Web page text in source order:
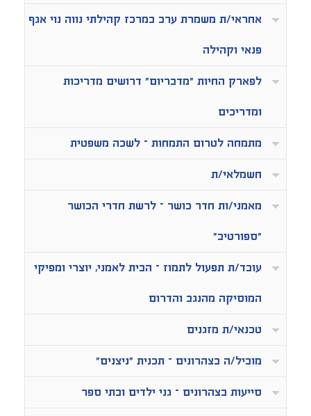
אחראי/ת משמרת ערב במרכז קהילתי נווה נוי אגף
פנאי וקהילה
לפארק החיות "מדבריום" דרושים מדריכות
ומדריכים
מתמחה לטרום התמחות – לשכה משפטית
חשמלאי/ת
מאמני/ות חדר כושר – לרשת חדרי הכושר
"ספורטיב"
עובד/ת תפעול לתמוז – הבית לאמני, יוצרי ומפיקי
המוסיקה מהנגב והדרום
טכנאי/ת מזגנים
מוביל/ה בצהרונים – תכנית "ניצנים"
סייעות בצהרונים – גני ילדים ובתי ספר